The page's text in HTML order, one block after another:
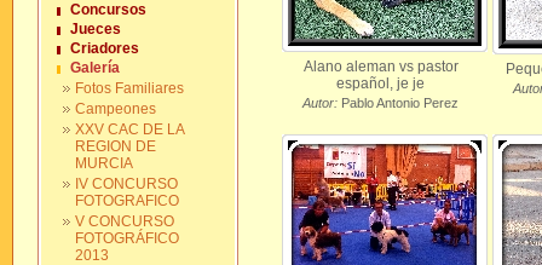
Concursos
Jueces
Criadores
Galería
Fotos Familiares
Campeones
XXV CAC DE LA
REGION DE
MURCIA
IV CONCURSO
FOTOGRAFICO
V CONCURSO
FOTOGRÁFICO
2013
Alano aleman vs pastor
español, je je
Autor: Pablo Antonio Perez